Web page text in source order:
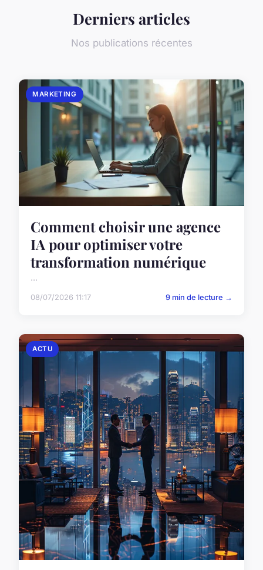
Derniers articles
Nos publications récentes
MARKETING
Comment choisir une agence
IA pour optimiser votre
transformation numérique
...
08/07/2026 11:17 9 min de lecture →
ACTU